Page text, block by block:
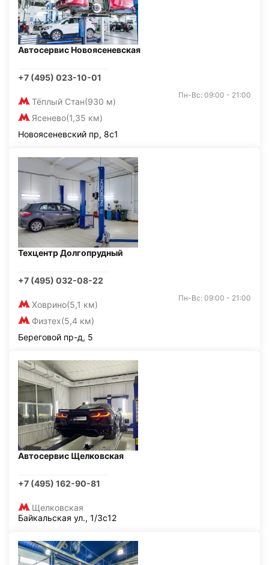
Автосервис Новоясеневская
+7 (495) 023-10-01
Тёплый Стан(930 м)
Ясенево(1,35 км)
Пн-Вс: 09:00 - 21:00
Новоясеневский пр, 8с1
Техцентр Долгопрудный
+7 (495) 032-08-22
Ховрино(5,1 км)
Физтех(5,4 км)
Пн-Вс: 09:00 - 21:00
Береговой пр-д, 5
Автосервис Щелковская
+7 (495) 162-90-81
Щелковская
Байкальская ул., 1/3с12